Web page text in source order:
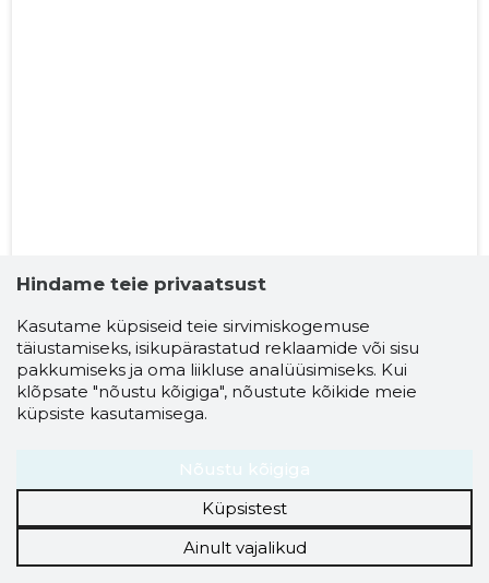
Hulgi- ja jaekaubandus ...... € ...... €
Hindame teie privaatsust
Kasutame küpsiseid teie sirvimiskogemuse
täiustamiseks, isikupärastatud reklaamide või sisu
pakkumiseks ja oma liikluse analüüsimiseks. Kui
klõpsate "nõustu kõigiga", nõustute kõikide meie
küpsiste kasutamisega.
Nõustu kõigiga
Küpsistest
Ainult vajalikud